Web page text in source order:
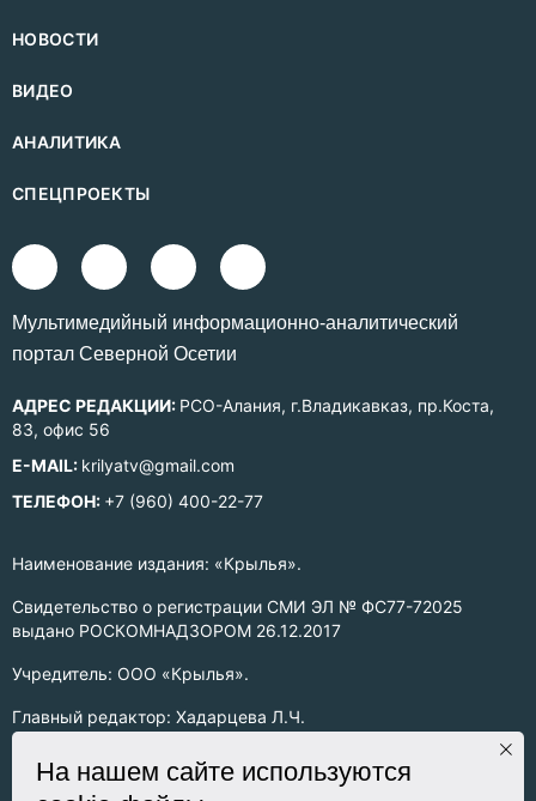
Наименование издания: «Крылья».
Свидетельство о регистрации СМИ ЭЛ № ФС77-72025
выдано РОСКОМНАДЗОРОМ 26.12.2017
Учредитель: ООО «Крылья».
Главный редактор: Хадарцева Л.Ч.
Информация на сайте предназначена для лиц старше 16 лет.
НОВОСТИ
ВИДЕО
АНАЛИТИКА
СПЕЦПРОЕКТЫ
Mультимедийный информационно-аналитический
портал Северной Осетии
АДРЕС РЕДАКЦИИ: РСО-Алания, г.Владикавказ, пр.Коста,
83, офис 56
E-MAIL: krilyatv@gmail.com
ТЕЛЕФОН: +7 (960) 400-22-77
На нашем сайте используются